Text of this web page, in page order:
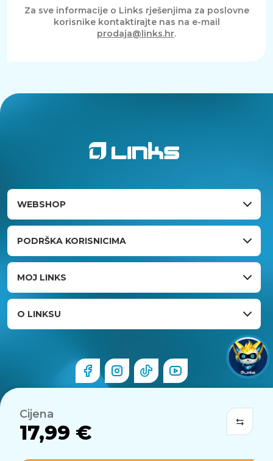
Cijena
17,99 €
Za sve informacije o Links rješenjima za poslovne
korisnike kontaktirajte nas na e-mail
prodaja@links.hr.
WEBSHOP
PODRŠKA KORISNICIMA
MOJ LINKS
O LINKSU